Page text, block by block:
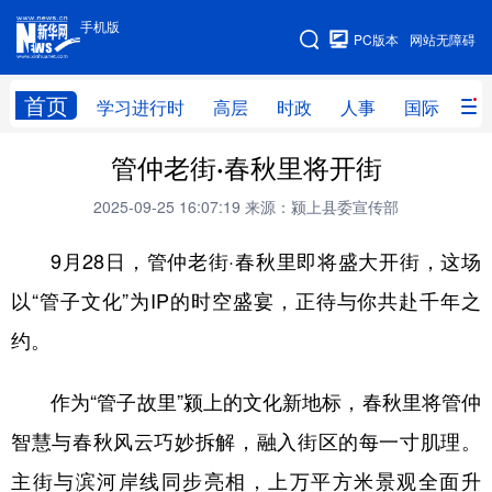
手机版
网站无障碍
PC版本
首页 学习进行时 高层 时政 人事 国际 财
手机版
网站地图
高层 时政
财经 网评
台湾 思客智库 全球连线 教育
科技 科创 量子 体育
访谈 视频 图片 政务
法律 中央文件 金融 汽车
管仲老街·春秋里将开街
2025-09-25 16:07:19 来源：颍上县委宣传部
9月28日，管仲老街·春秋里即将盛大开街，这场
以“管子文化”为IP的时空盛宴，正待与你共赴千年之
约。
作为“管子故里”颍上的文化新地标，春秋里将管仲
智慧与春秋风云巧妙拆解，融入街区的每一寸肌理。
主街与滨河岸线同步亮相，上万平方米景观全面升